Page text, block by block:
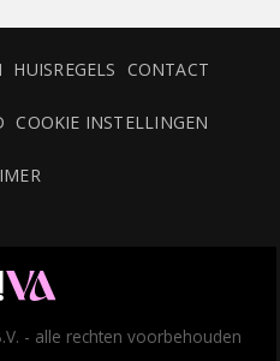
HUISREGELS CONTACT
COOKIE INSTELLINGEN
- alle rechten voorbehouden